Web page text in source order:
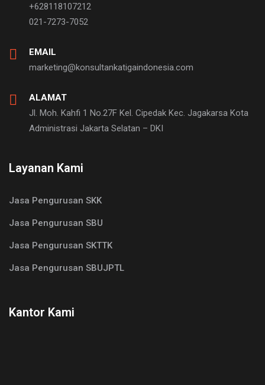
+628118107212
021-7273-7052
EMAIL
marketing@konsultankatigaindonesia.com
ALAMAT
Jl. Moh. Kahfi 1 No.27F Kel. Cipedak Kec. Jagakarsa Kota
Administrasi Jakarta Selatan – DKI
Layanan Kami
Jasa Pengurusan SKK
Jasa Pengurusan SBU
Jasa Pengurusan SKTTK
Jasa Pengurusan SBUJPTL
Kantor Kami